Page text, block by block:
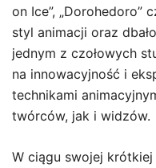
on Ice”, „Dorohedoro”
styl animacji oraz
jednym z czołowych
na innowacyjność i
technikami
twórców, jak i widzów.
W ciągu swojej